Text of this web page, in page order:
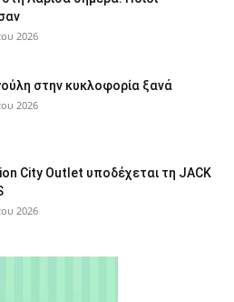
2026
στην κυκλοφορία ξανά
2026
City Outlet υποδέχεται τη JACK
2026